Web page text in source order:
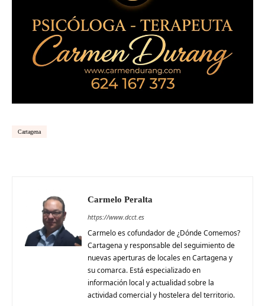
Cartagena
Carmelo Peralta
https://www.dcct.es
Carmelo es cofundador de ¿Dónde Comemos?
Cartagena y responsable del seguimiento de
nuevas aperturas de locales en Cartagena y
su comarca. Está especializado en
información local y actualidad sobre la
actividad comercial y hostelera del territorio.